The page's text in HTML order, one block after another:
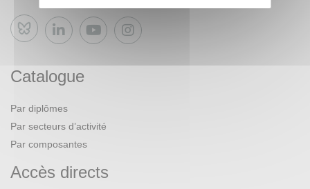
Bluesky
Catalogue
Par diplômes
Par secteurs d’activité
Par composantes
Accès directs